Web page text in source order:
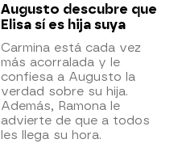
Augusto descubre que
Elisa sí es hija suya
Carmina está cada vez
más acorralada y le
confiesa a Augusto la
verdad sobre su hija.
Además, Ramona le
advierte de que a todos
les llega su hora.